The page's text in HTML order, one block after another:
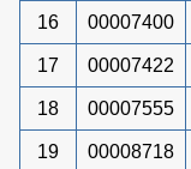
16 00007400
17 00007422
18 00007555
19 00008718